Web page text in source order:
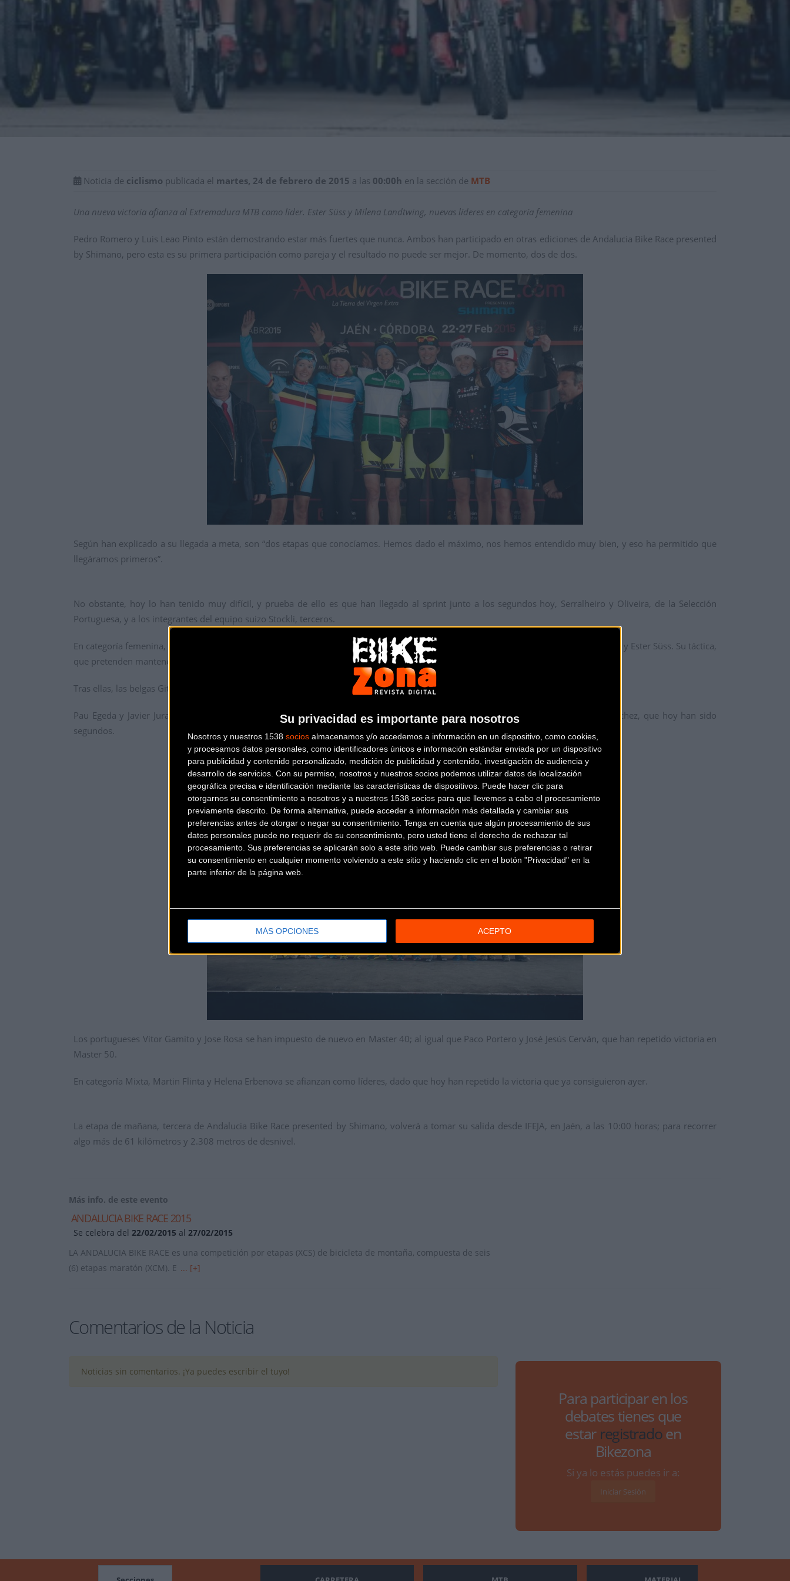
Su privacidad es importante para nosotros
Nosotros y nuestros 1538 socios almacenamos y/o accedemos a información en un dispositivo, como cookies,
y procesamos datos personales, como identificadores únicos e información estándar enviada por un dispositivo
para publicidad y contenido personalizado, medición de publicidad y contenido, investigación de audiencia y
desarrollo de servicios. Con su permiso, nosotros y nuestros socios podemos utilizar datos de localización
geográfica precisa e identificación mediante las características de dispositivos. Puede hacer clic para
otorgarnos su consentimiento a nosotros y a nuestros 1538 socios para que llevemos a cabo el procesamiento
previamente descrito. De forma alternativa, puede acceder a información más detallada y cambiar sus
preferencias antes de otorgar o negar su consentimiento. Tenga en cuenta que algún procesamiento de sus
datos personales puede no requerir de su consentimiento, pero usted tiene el derecho de rechazar tal
procesamiento. Sus preferencias se aplicarán solo a este sitio web. Puede cambiar sus preferencias o retirar
su consentimiento en cualquier momento volviendo a este sitio y haciendo clic en el botón "Privacidad" en la
parte inferior de la página web.
MÁS OPCIONES ACEPTO
Noticia de ciclismo publicada el martes, 24 de febrero de 2015 a las 00:00h en la sección de MTB
Una nueva victoria afianza al Extremadura MTB como líder. Ester Süss y Milena Landtwing, nuevas líderes en categoría femenina
Pedro Romero y Luis Leao Pinto están demostrando estar más fuertes que nunca. Ambos han participado en otras ediciones de Andalucia Bike Race presented
by Shimano, pero esta es su primera participación como pareja y el resultado no puede ser mejor. De momento, dos de dos.
Según han explicado a su llegada a meta, son “dos etapas que conocíamos. Hemos dado el máximo, nos hemos entendido muy bien, y eso ha permitido que
llegáramos primeros”.
No obstante, hoy lo han tenido muy difícil, y prueba de ello es que han llegado al sprint junto a los segundos hoy, Serralheiro y Oliveira, de la Selección
Portuguesa, y a los integrantes del equipo suizo Stockli, terceros.
En categoría femenina, se ha producido un cambio de liderato a favor de quienes partían como favoritas de esta cita: Milena Landtwing y Ester Süss. Su táctica,
que pretenden mantener hasta el final de la prueba, consiste en “no empezar muy fuerte”, y “conservar fuerzas para atacar al final”.
Tras ellas, las belgas Githa Michiels y Alice Pirard; y terceras el Polar Team de Claudia Galicia y Tanja Zakelj.
Pau Egeda y Javier Jurado han finalizado la etapa en primera posición de Master 30; aunque el liderato lo mantienen Macías y Sánchez, que hoy han sido
segundos.
Los portugueses Vitor Gamito y Jose Rosa se han impuesto de nuevo en Master 40; al igual que Paco Portero y José Jesús Cerván, que han repetido victoria en
Master 50.
En categoría Mixta, Martin Flinta y Helena Erbenova se afianzan como líderes, dado que hoy han repetido la victoria que ya consiguieron ayer.
La etapa de mañana, tercera de Andalucia Bike Race presented by Shimano, volverá a tomar su salida desde IFEJA, en Jaén, a las 10:00 horas; para recorrer
algo más de 61 kilómetros y 2.308 metros de desnivel.
Más info. de este evento
ANDALUCIA BIKE RACE 2015
Se celebra del 22/02/2015 al 27/02/2015
LA ANDALUCIA BIKE RACE es una competición por etapas (XCS) de bicicleta de montaña, compuesta de seis
(6) etapas maratón (XCM). E ... [+]
Comentarios de la Noticia
Noticias sin comentarios. ¡Ya puedes escribir el tuyo!
Para participar en los
debates tienes que
estar registradoen
Bikezona
Si ya lo estás puedes ir a:
Iniciar Sesión